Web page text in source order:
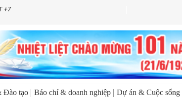
+7
Đào tạo Báo chí & doanh nghiệp Dự án & Cuộc sống